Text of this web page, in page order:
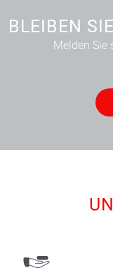
BLEIBEN
Melden Sie